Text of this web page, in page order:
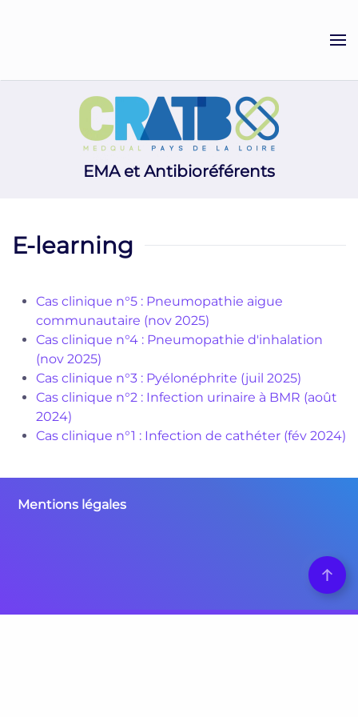
EMA et Antibioréférents
E-learning
Cas clinique n°5 : Pneumopathie aigue
communautaire (nov 2025)
Cas clinique n°4 : Pneumopathie d'inhalation
(nov 2025)
Cas clinique n°3 : Pyélonéphrite (juil 2025)
Cas clinique n°2 : Infection urinaire à BMR (août
2024)
Cas clinique n°1 : Infection de cathéter (fév 2024)
Mentions légales